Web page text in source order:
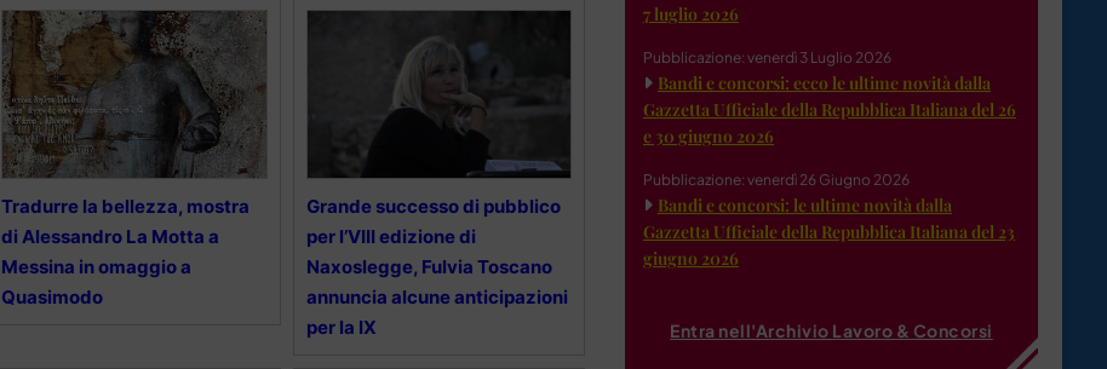
Tradurre la bellezza, mostra
di Alessandro La Motta a
Messina in omaggio a
Quasimodo
Grande successo di pubblico
per l’VIII edizione di
Naxoslegge, Fulvia Toscano
annuncia alcune anticipazioni
per la IX
7 luglio 2026
Pubblicazione: venerdì 3 Luglio 2026
Bandi e concorsi: ecco le ultime novità dalla
Gazzetta Ufficiale della Repubblica Italiana del 26
e 30 giugno 2026
Pubblicazione: venerdì 26 Giugno 2026
Bandi e concorsi: le ultime novità dalla
Gazzetta Ufficiale della Repubblica Italiana del 23
giugno 2026
Entra nell'Archivio Lavoro & Concorsi